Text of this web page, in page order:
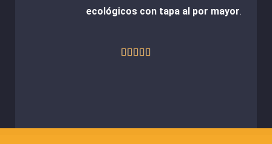
ecológicos con tapa al por mayor.
    
5